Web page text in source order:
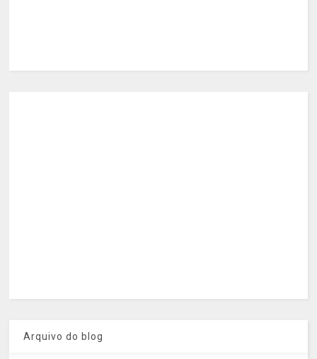
Arquivo do blog